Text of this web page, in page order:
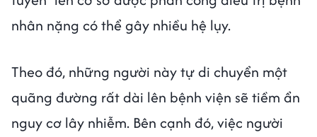
nhân nặng có thể gây nhiều hệ lụy.
Theo đó, những người này tự di chuyển một
quãng đường rất dài lên bệnh viện sẽ tiềm ẩn
nguy cơ lây nhiễm. Bên cạnh đó, việc người